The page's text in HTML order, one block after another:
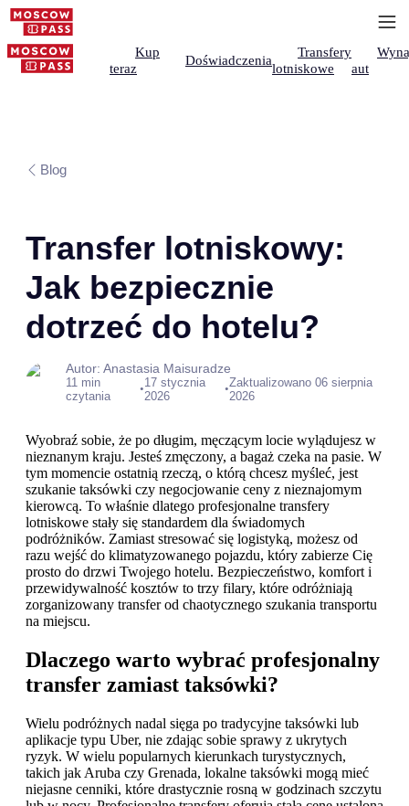
Kup
teraz
Doświadczenia
Transfery
lotniskowe
aut
Blog
Transfer lotniskowy:
Jak bezpiecznie
dotrzeć do hotelu?
Autor: Anastasia Maisuradze
11 min
czytania
•17 stycznia
2026
•Zaktualizowano 06 sierpnia
2026
Wyobraź sobie, że po długim, męczącym locie wylądujesz w
nieznanym kraju. Jesteś zmęczony, a bagaż czeka na pasie. W
tym momencie ostatnią rzeczą, o którą chcesz myśleć, jest
szukanie taksówki czy negocjowanie ceny z nieznajomym
kierowcą. To właśnie dlatego profesjonalne transfery
lotniskowe stały się standardem dla świadomych
podróżników. Zamiast stresować się logistyką, możesz od
razu wejść do klimatyzowanego pojazdu, który zabierze Cię
prosto do drzwi Twojego hotelu. Bezpieczeństwo, komfort i
przewidywalność kosztów to trzy filary, które odróżniają
zorganizowany transfer od chaotycznego szukania transportu
na miejscu.
Dlaczego warto wybrać profesjonalny
transfer zamiast taksówki?
Wielu podróżnych nadal sięga po tradycyjne taksówki lub
aplikacje typu Uber, nie zdając sobie sprawy z ukrytych
ryzyk. W wielu popularnych kierunkach turystycznych,
takich jak Aruba czy Grenada, lokalne taksówki mogą mieć
niejasne cenniki, które drastycznie rosną w godzinach szczytu